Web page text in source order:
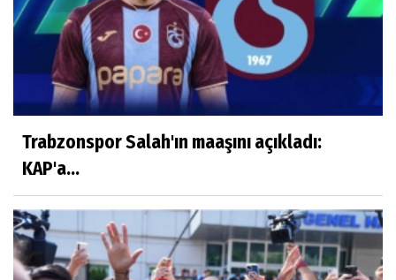
Trabzonspor Salah'ın maaşını açıkladı:
KAP'a...